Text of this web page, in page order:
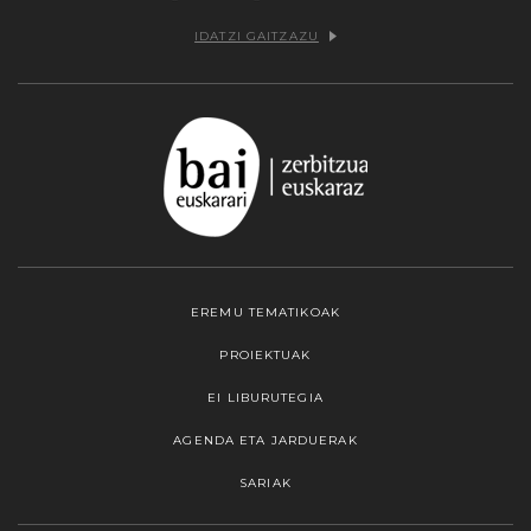
IDATZI GAITZAZU
EREMU TEMATIKOAK
PROIEKTUAK
EI LIBURUTEGIA
AGENDA ETA JARDUERAK
SARIAK